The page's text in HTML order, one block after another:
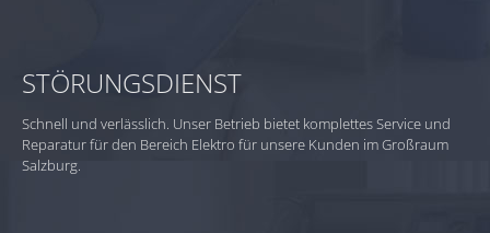
STÖRUNGSDIENST
Schnell und verlässlich. Unser Betrieb bietet komplettes Service und
Reparatur für den Bereich Elektro für unsere Kunden im Großraum
Salzburg.